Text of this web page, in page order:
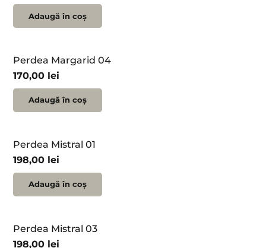
Adaugă în coș
Perdea Margarid 04
170,00 lei
Adaugă în coș
Perdea Mistral 01
198,00 lei
Adaugă în coș
Perdea Mistral 03
198,00 lei